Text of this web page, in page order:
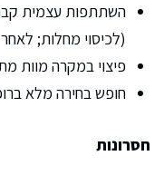
(לכיסוי מחלות;
פיצוי במקרה מוות
חופש בחירה מלא
חסרונות